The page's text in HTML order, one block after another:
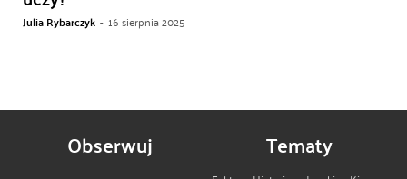
Julia Rybarczyk - 16 sierpnia 2025
Obserwuj Tematy